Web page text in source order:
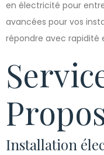
en électricité pour
avancées pour vos
répondre avec rapidité
Installation